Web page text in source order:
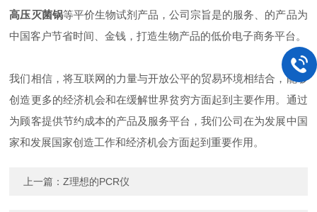
高压灭菌锅等平价生物试剂产品，公司宗旨是的服务、的产品为
中国客户节省时间、金钱，打造生物产品的低价电子商务平台。
我们相信，将互联网的力量与开放公平的贸易环境相结合，能够
创造更多的经济机会和在缓解世界贫穷方面起到主要作用。通过
为顾客提供节约成本的产品及服务平台，我们公司在为发展中国
家和发展国家创造工作和经济机会方面起到重要作用。
上一篇：Z理想的PCR仪